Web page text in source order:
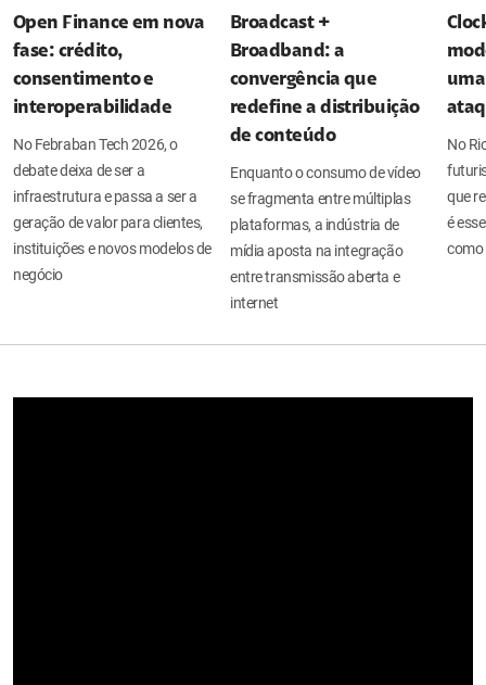
Open Finance em nova
fase: crédito,
consentimento e
interoperabilidade
No Febraban Tech 2026, o
debate deixa de ser a
infraestrutura e passa a ser a
geração de valor para clientes,
instituições e novos modelos de
negócio
Broadcast +
Broadband: a
convergência que
redefine a distribuição
de conteúdo
Enquanto o consumo de vídeo
se fragmenta entre múltiplas
plataformas, a indústria de
mídia aposta na integração
entre transmissão aberta e
internet
No
que
é
como